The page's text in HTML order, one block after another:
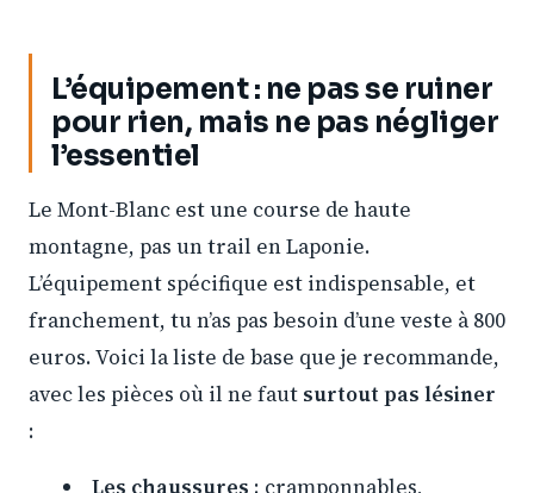
L’équipement : ne pas se ruiner
pour rien, mais ne pas négliger
l’essentiel
Le Mont-Blanc est une course de haute
montagne, pas un trail en Laponie.
L’équipement spécifique est indispensable, et
franchement, tu n’as pas besoin d’une veste à 800
euros. Voici la liste de base que je recommande,
avec les pièces où il ne faut surtout pas lésiner
:
Les chaussures : cramponnables,